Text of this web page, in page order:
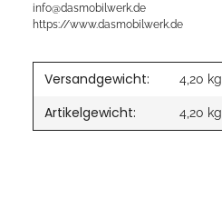
info@dasmobilwerk.de
https://www.dasmobilwerk.de
Versandgewicht: 4,20 kg
Artikelgewicht: 4,20 kg